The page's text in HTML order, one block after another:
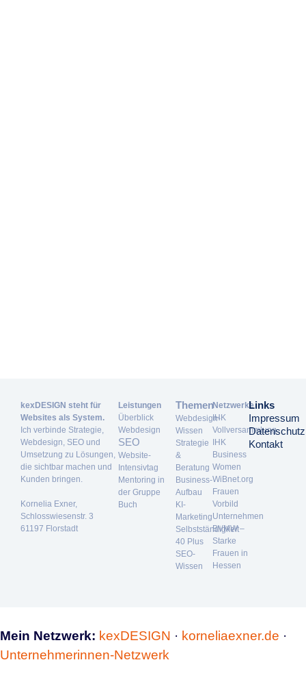
kexDESIGN steht für
Websites als System.
Ich verbinde Strategie,
Webdesign, SEO und
Umsetzung zu Lösungen,
die sichtbar machen und
Kunden bringen.
Kornelia Exner,
Schlosswiesenstr. 3
61197 Florstadt
Leistungen
Überblick
Webdesign
SEO
Website-
Intensivtag
Mentoring in
der Gruppe
Buch
Themen
Webdesign-
Wissen
Strategie
&
Beratung
Business-
Aufbau
KI-
Marketing
Selbstständigkeit
40 Plus
SEO-
Wissen
Netzwerke
IHK
Vollversammlung
IHK
Business
Women
WiBnet.org
Frauen
Vorbild
Unternehmen
BVMW –
Starke
Frauen in
Hessen
Links
Impressum
Datenschutz
Kontakt
Mein Netzwerk: kexDESIGN · korneliaexner.de ·
Unternehmerinnen-Netzwerk